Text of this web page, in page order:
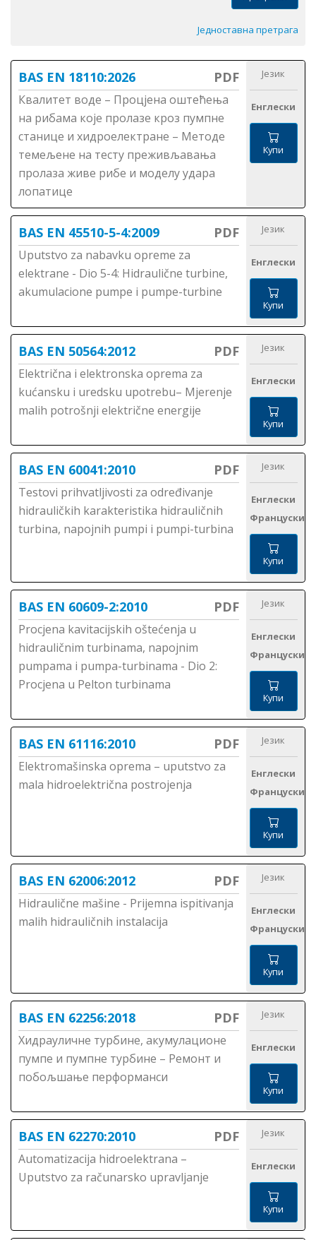
Једноставна претрага
BAS EN 18110:2026 PDF
Квалитет воде – Процјена оштећења
на рибама које пролазе кроз пумпне
станице и хидроелектране – Методе
темељене на тесту преживљавања
пролаза живе рибе и моделу удара
лопатице
Језик
Енглески
Купи
BAS EN 45510-5-4:2009 PDF
Uputstvo za nabavku opreme za
elektrane - Dio 5-4: Hidraulične turbine,
akumulacione pumpe i pumpe-turbine
Језик
Енглески
Купи
BAS EN 50564:2012 PDF
Električna i elektronska oprema za
kućansku i uredsku upotrebu– Mjerenje
malih potrošnji električne energije
Језик
Енглески
Купи
BAS EN 60041:2010 PDF
Testovi prihvatljivosti za određivanje
hidrauličkih karakteristika hidrauličnih
turbina, napojnih pumpi i pumpi-turbina
Језик
Енглески
Француски
Купи
BAS EN 60609-2:2010 PDF
Procjena kavitacijskih oštećenja u
hidrauličnim turbinama, napojnim
pumpama i pumpa-turbinama - Dio 2:
Procjena u Pelton turbinama
Језик
Енглески
Француски
Купи
BAS EN 61116:2010 PDF
Elektromašinska oprema – uputstvo za
mala hidroelektrična postrojenja
Језик
Енглески
Француски
Купи
BAS EN 62006:2012 PDF
Hidraulične mašine - Prijemna ispitivanja
malih hidrauličnih instalacija
Језик
Енглески
Француски
Купи
BAS EN 62256:2018 PDF
Хидрауличне турбине, акумулационе
пумпе и пумпне турбине – Ремонт и
побољшање перформанси
Језик
Енглески
Купи
BAS EN 62270:2010 PDF
Automatizacija hidroelektrana –
Uputstvo za računarsko upravljanje
Језик
Енглески
Купи